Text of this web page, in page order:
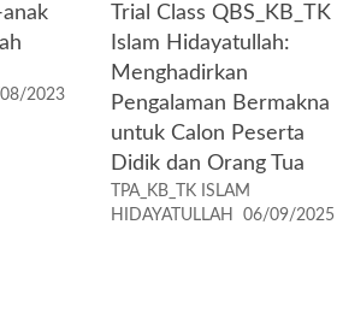
2023
Trial Class QBS_KB_TK
Islam Hidayatullah:
Menghadirkan
Pengalaman Bermakna
untuk Calon Peserta
Didik dan Orang Tua
TPA_KB_TK ISLAM
HIDAYATULLAH
06/09/2025